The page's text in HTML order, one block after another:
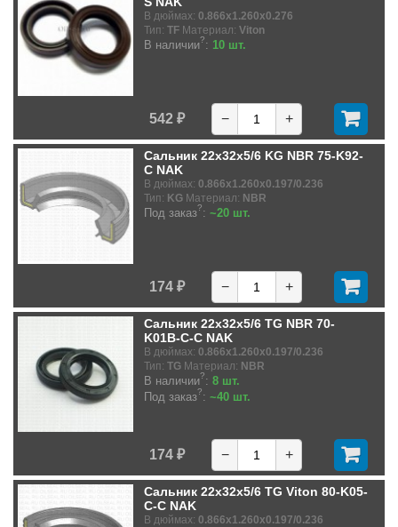
В дюймах: 0.866x1.260x0.276
Тип: TF Материал: Viton
В наличии?: 10 шт.
542 ₽ − +
Сальник 22x32x5/6 KG NBR 75-K92-
C NAK
В дюймах: 0.866x1.260x0.197/0.236
Тип: KG Материал: NBR
Под заказ?: ~20 шт.
174 ₽ − +
Сальник 22x32x5/6 TG NBR 70-
K01B-C-C NAK
В дюймах: 0.866x1.260x0.197/0.236
Тип: TG Материал: NBR
В наличии?: 8 шт.
Под заказ?: ~40 шт.
174 ₽ − +
Сальник 22x32x5/6 TG Viton 80-K05-
C-C NAK
В дюймах: 0.866x1.260x0.197/0.236